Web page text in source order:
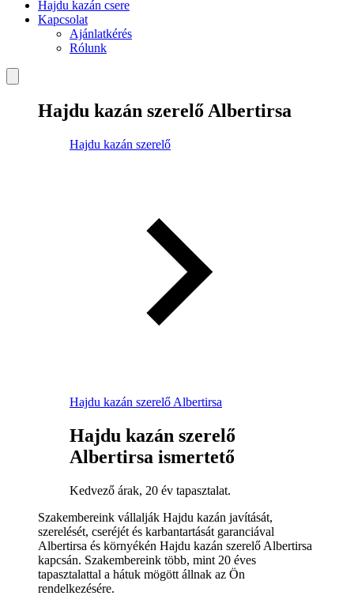
Hajdu kazán csere
Kapcsolat
Ajánlatkérés
Rólunk
Hajdu kazán szerelő Albertirsa
Hajdu kazán szerelő
Hajdu kazán szerelő Albertirsa
Hajdu kazán szerelő
Albertirsa ismertető
Kedvező árak, 20 év tapasztalat.
Szakembereink vállalják Hajdu kazán javítását,
szerelését, cseréjét és karbantartását garanciával
Albertirsa és környékén Hajdu kazán szerelő Albertirsa
kapcsán. Szakembereink több, mint 20 éves
tapasztalattal a hátuk mögött állnak az Ön
rendelkezésére.